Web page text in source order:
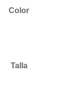
Color
Talla